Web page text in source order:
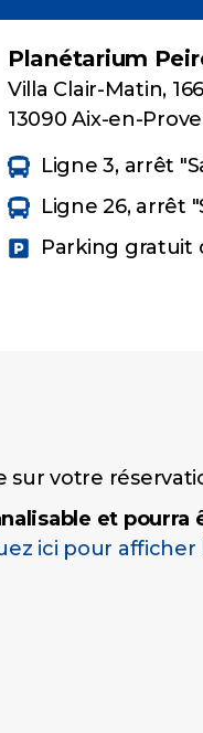
Planétarium
Villa Clair-Matin,
13090 Aix-en-
Ligne 3, arrêt
Ligne 26, arrêt
Parking gratuit
sur votre
et
ici pour